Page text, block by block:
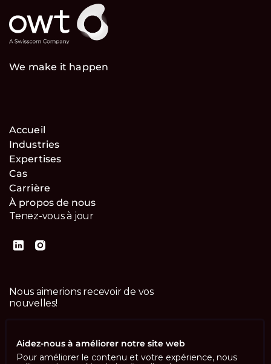
We make it happen
Accueil
Industries
Expertises
Cas
Carrière
À propos de nous
Tenez-vous à jour
Nous aimerions recevoir de vos
nouvelles!
Aidez-nous à améliorer notre site web
Pour améliorer le contenu et votre expérience, nous